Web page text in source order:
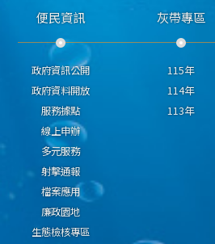
便民資訊
政府資訊公開
政府資料開放
服務據點
線上申辦
多元服務
射擊通報
檔案應用
廉政園地
生態檢核專區
灰帶專區
115年
114年
113年